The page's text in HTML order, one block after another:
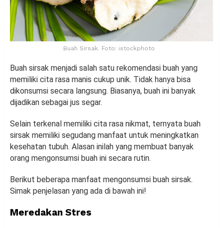
Buah Sirsak. Foto: istockphoto
Buah sirsak menjadi salah satu rekomendasi buah yang
memiliki cita rasa manis cukup unik. Tidak hanya bisa
dikonsumsi secara langsung. Biasanya, buah ini banyak
dijadikan sebagai jus segar.
Selain terkenal memiliki cita rasa nikmat, ternyata buah
sirsak memiliki segudang manfaat untuk meningkatkan
kesehatan tubuh. Alasan inilah yang membuat banyak
orang mengonsumsi buah ini secara rutin.
Berikut beberapa manfaat mengonsumsi buah sirsak.
Simak penjelasan yang ada di bawah ini!
Meredakan Stres